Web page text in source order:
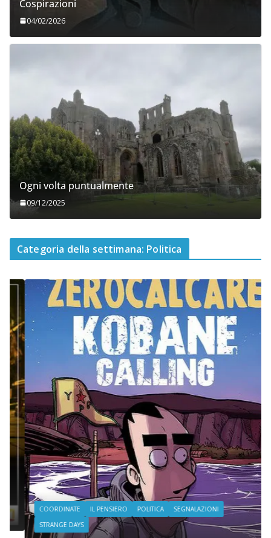
Cospirazioni
04/02/2026
Ogni volta puntualmente
09/12/2025
Categoria della settimana: Politica
COORDINATE IL PENSIERO POLITICA
SEGNALAZIONI
STRANGE DAYS